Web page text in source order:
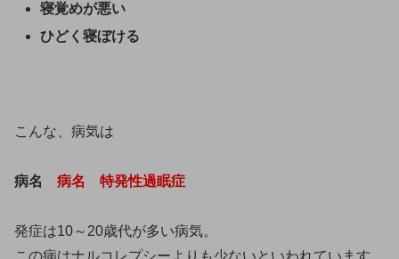
寝覚めが悪い
ひどく寝ぼける
こんな、病気は
病名 病名 特発性過眠症
発症は10～20歳代が多い病気。
この病はナルコレプシーよりも少ないといわれています。